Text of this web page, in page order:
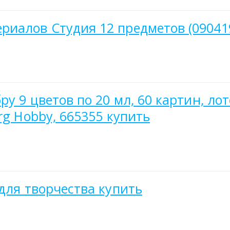
Студия 12 предметов
9 цветов по 20 мл, 60 картин,
Hobby, 665355 купить
творчества купить